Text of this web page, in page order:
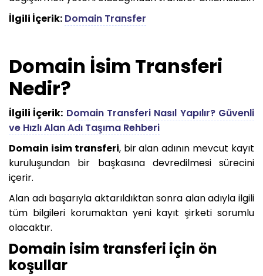
İlgili İçerik: Domain Transfer
Domain İsim Transferi
Nedir?
İlgili İçerik: Domain Transferi Nasıl Yapılır? Güvenli
ve Hızlı Alan Adı Taşıma Rehberi
Domain isim transferi, bir alan adının mevcut kayıt
kuruluşundan bir başkasına devredilmesi sürecini
içerir.
Alan adı başarıyla aktarıldıktan sonra alan adıyla ilgili
tüm bilgileri korumaktan yeni kayıt şirketi sorumlu
olacaktır.
Domain isim transferi için ön
koşullar